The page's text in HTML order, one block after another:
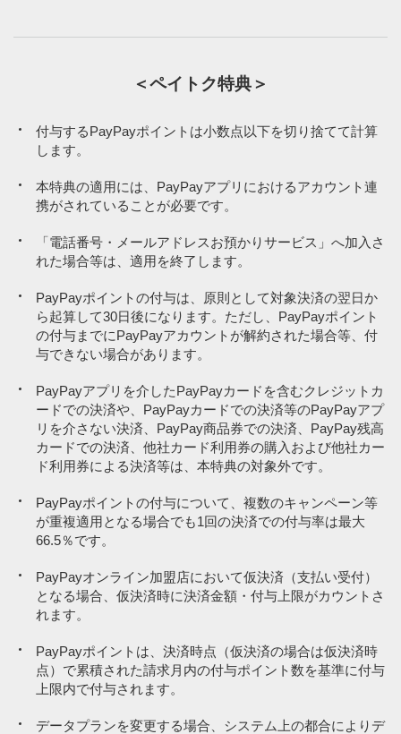
調剤薬局併設のドラッグストアなどでのお支払いの場合に、ペイ
その他、一部のPayPay加盟店でペイトク特典の対象外となる場合が
ございます。
PayPay商品券による決済、「PayPayクレジット」以外の方法で、
PayPayアプリを介して行われるPayPayカード ゴールド、PayPay
カードその他のクレジットカードによる決済、他社カード利用券の
ず、PayPayポイントは付与されません。
ペイトク特典
PayPay（クレジット／残高／ポイント）でお支払いしても、以下はペ
PayPayほけん
PayPayポイントおよびPayPayマネーでのPayPayカードの請求金額
の支払い
ポイント運用
ソフトバンク／ワイモバイル／LINEMOの携帯電話料金
請求書払いサービス
電気、ガス、水道料金（電気、ガス、水道を提供する企業や店舗で
保険診療を取り扱う病院・医院など（自由診療に関する支払いを含
む）
調剤薬局※8
行政サービス利用料・自治体納付金（地方税等）
鉄道
寄付
保険（満期型）
通乗車券等）（特定のお店で使えるPayPay商品券を除く）
金券ショップ等再販売事業者が販売する上記の金券類、興行チケッ
ト（映画/施設など）
自治体の税源により発行される商品券（ふるさと納税でもらえる商
ペイトク特典
PayPay（クレジット／残高／ポイント）でお支払いしても、以下はペ
PayPayほけん
PayPayポイントおよびPayPayマネーでのPayPayカードの請求金額
の支払い
ポイント運用
ソフトバンク／ワイモバイル／LINEMOの携帯電話料金
請求書払いサービス
電気、ガス、水道料金（電気、ガス、水道を提供する企業や店舗で
保険診療を取り扱う病院・医院など（自由診療に関する支払いを含
む）
調剤薬局※8
行政サービス利用料・自治体納付金（地方税等）
鉄道
寄付
保険（満期型）
通乗車券等）（特定のお店で使えるPayPay商品券を除く）
金券ショップ等再販売事業者が販売する上記の金券類、興行チケッ
ト（映画/施設など）
自治体の税源により発行される商品券（ふるさと納税でもらえる商
＜ペイトク特典＞
付与するPayPayポイントは小数点以下を切り捨てて計算
します。
本特典の適用には、PayPayアプリにおけるアカウント連
携がされていることが必要です。
「電話番号・メールアドレスお預かりサービス」へ加入さ
れた場合等は、適用を終了します。
PayPayポイントの付与は、原則として対象決済の翌日か
ら起算して30日後になります。ただし、PayPayポイント
の付与までにPayPayアカウントが解約された場合等、付
与できない場合があります。
PayPayアプリを介したPayPayカードを含むクレジットカ
ードでの決済や、PayPayカードでの決済等のPayPayアプ
リを介さない決済、PayPay商品券での決済、PayPay残高
カードでの決済、他社カード利用券の購入および他社カー
ド利用券による決済等は、本特典の対象外です。
PayPayポイントの付与について、複数のキャンペーン等
が重複適用となる場合でも1回の決済での付与率は最大
66.5％です。
PayPayオンライン加盟店において仮決済（支払い受付）
となる場合、仮決済時に決済金額・付与上限がカウントさ
れます。
PayPayポイントは、決済時点（仮決済の場合は仮決済時
点）で累積された請求月内の付与ポイント数を基準に付与
上限内で付与されます。
データプランを変更する場合、システム上の都合によりデ